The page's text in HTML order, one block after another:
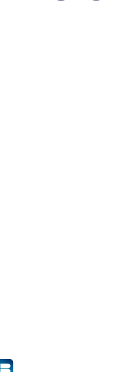
la pièce.
intégré, pour un
des utilisateurs.
trous au diamètre
à tous les styles